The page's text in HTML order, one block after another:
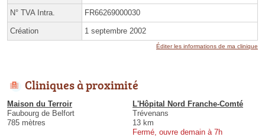
N° TVA Intra. FR66269000030
Création 1 septembre 2002
Éditer les informations de ma clinique
Cliniques à proximité
Maison du Terroir
Faubourg de Belfort
785 mètres
L'Hôpital Nord Franche-Comté
Trévenans
13 km
Fermé, ouvre demain à 7h